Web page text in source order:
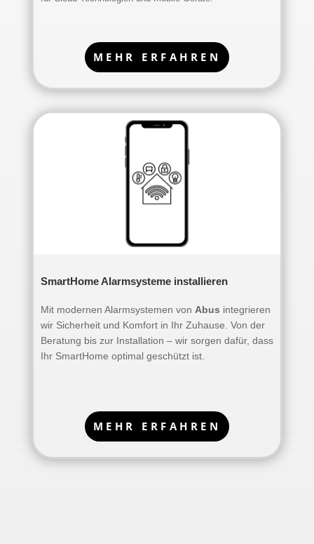
MEHR ERFAHREN
SmartHome Alarmsysteme installieren
Mit modernen Alarmsystemen von Abus integrieren
wir Sicherheit und Komfort in Ihr Zuhause. Von der
Beratung bis zur Installation – wir sorgen dafür, dass
Ihr SmartHome optimal geschützt ist.
MEHR ERFAHREN